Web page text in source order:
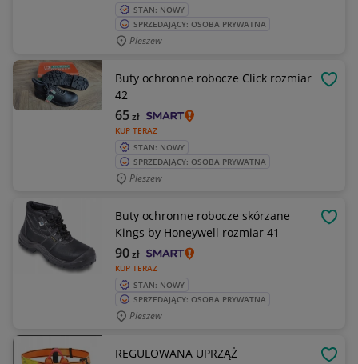
STAN: NOWY
SPRZEDAJĄCY: OSOBA PRYWATNA
Pleszew
Buty ochronne robocze Click rozmiar
42
KUP TERAZ
65zł
STAN: NOWY
SPRZEDAJĄCY: OSOBA PRYWATNA
Pleszew
Buty ochronne robocze skórzane
Kings by Honeywell rozmiar 41
KUP TERAZ
90zł
STAN: NOWY
SPRZEDAJĄCY: OSOBA PRYWATNA
Pleszew
REGULOWANA UPRZĄŻ